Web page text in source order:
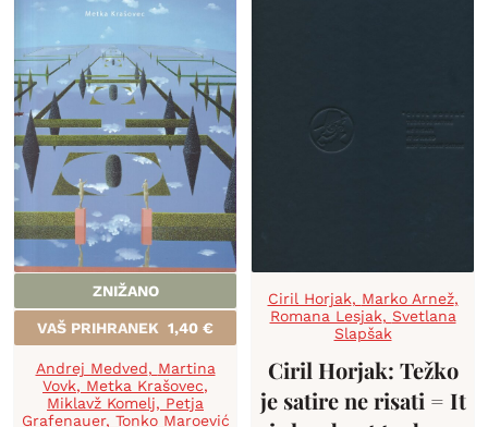
ZNIŽANO
VAŠ PRIHRANEK 1,40 €
Andrej Medved, Martina
Vovk, Metka Krašovec,
Miklavž Komelj, Petja
Grafenauer, Tonko Maroević
Ciril Horjak, Marko Arnež,
Romana Lesjak, Svetlana
Slapšak
Ciril Horjak: Težko
je satire ne risati = It